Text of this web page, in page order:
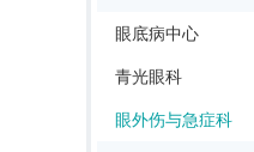
眼底病中心
青光眼科
眼外伤与急症科